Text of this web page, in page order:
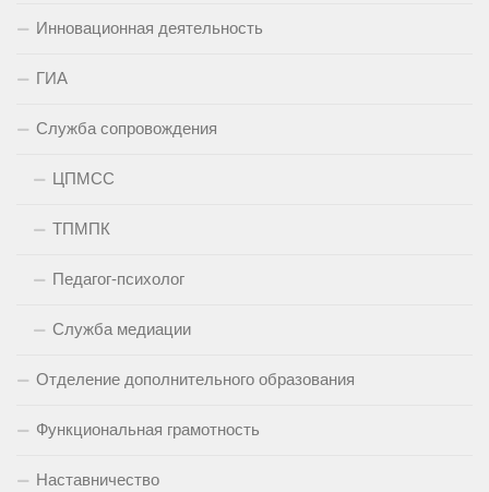
Инновационная деятельность
ГИА
Служба сопровождения
ЦПМСС
ТПМПК
Педагог-психолог
Служба медиации
Отделение дополнительного образования
Функциональная грамотность
Наставничество